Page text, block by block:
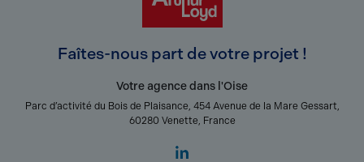
Faîtes-nous part de votre projet !
Votre agence dans l'Oise
Parc d’activité du Bois de Plaisance, 454 Avenue de la Mare Gessart,
60280 Venette, France